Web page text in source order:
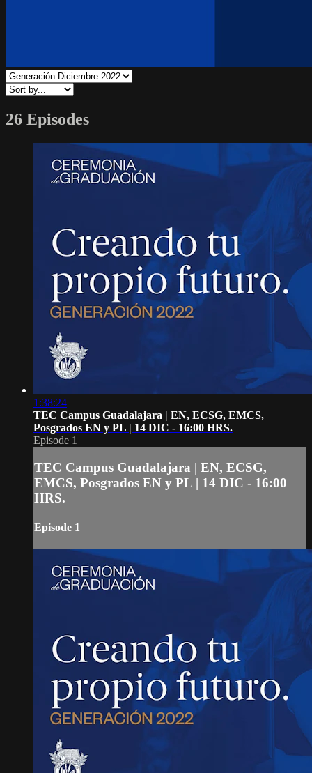
26 Episodes
1:38:24
TEC Campus Guadalajara | EN, ECSG, EMCS,
Posgrados EN y PL | 14 DIC - 16:00 HRS.
Episode 1
TEC Campus Guadalajara | EN, ECSG,
EMCS, Posgrados EN y PL | 14 DIC - 16:00
HRS.
Episode 1